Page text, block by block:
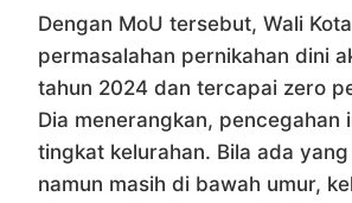
Dengan MoU tersebut, Wali
permasalahan pernikahan dini
tahun 2024 dan tercapai zero
Dia menerangkan, pencegahan
tingkat kelurahan. Bila ada
namun masih di bawah umur,